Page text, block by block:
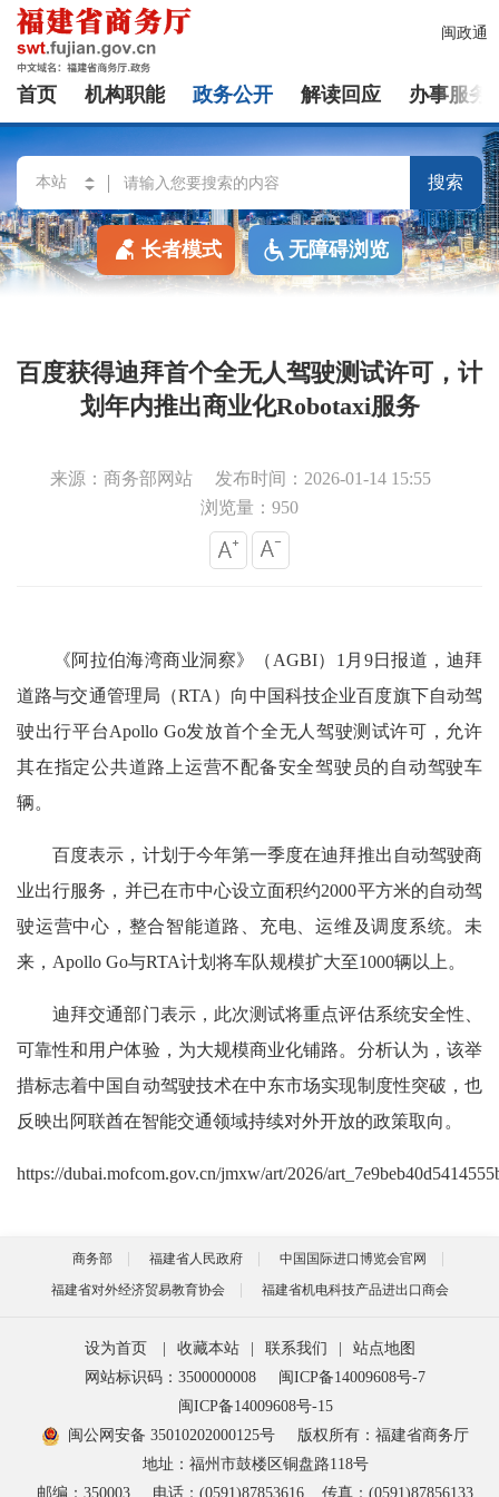
闽政通
首页 机构职能 政务公开 解读回应 办事服务
搜索
长者模式 无障碍浏览
百度获得迪拜首个全无人驾驶测试许可，计
划年内推出商业化Robotaxi服务
来源：商务部网站
发布时间：2026-01-14 15:55
浏览量：950
《阿拉伯海湾商业洞察》（AGBI）1月9日报道，迪拜
道路与交通管理局（RTA）向中国科技企业百度旗下自动驾
驶出行平台Apollo Go发放首个全无人驾驶测试许可，允许
其在指定公共道路上运营不配备安全驾驶员的自动驾驶车
辆。
百度表示，计划于今年第一季度在迪拜推出自动驾驶商
业出行服务，并已在市中心设立面积约2000平方米的自动驾
驶运营中心，整合智能道路、充电、运维及调度系统。未
来，Apollo Go与RTA计划将车队规模扩大至1000辆以上。
迪拜交通部门表示，此次测试将重点评估系统安全性、
可靠性和用户体验，为大规模商业化铺路。分析认为，该举
措标志着中国自动驾驶技术在中东市场实现制度性突破，也
反映出阿联酋在智能交通领域持续对外开放的政策取向。
https://dubai.mofcom.gov.cn/jmxw/art/2026/
商务部 福建省人民政府
中国国际进口博览会官网
福建省对外经济贸易教育协会
福建省机电科技产品进出口商会
设为首页 收藏本站 联系我们
站点地图
网站标识码：3500000008
闽ICP备14009608号-7
闽ICP备14009608号-15
闽公网安备 35010202000125号
版权所有：福建省商务厅
地址：福州市鼓楼区铜盘路118号
邮编：350003
电话：(0591)87853616 传真：(0591)87856133